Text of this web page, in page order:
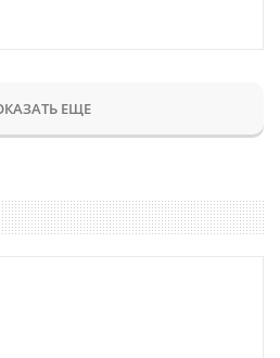
ЕЩЕ